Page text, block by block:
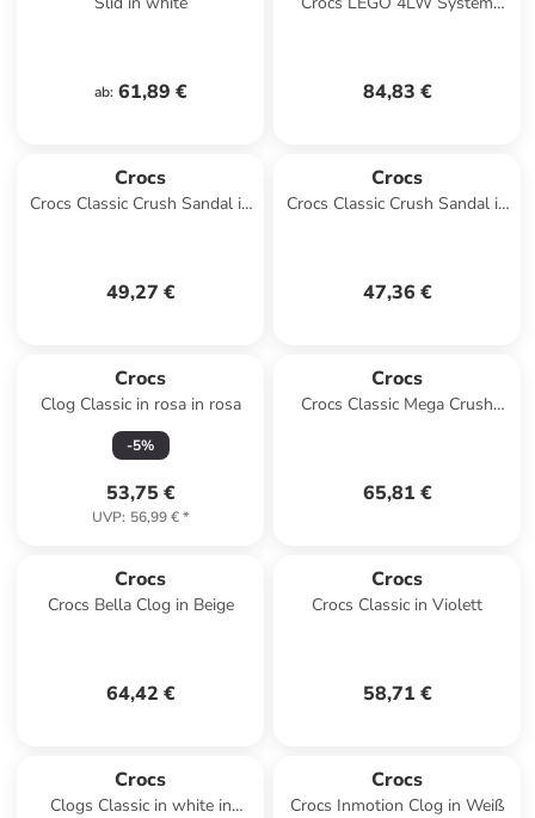
ab: 61,89 € 84,83 €
Crocs
Crocs Classic Crush Sandal in
49,27 €
Crocs
Crocs Classic Crush Sandal in
47,36 €
Crocs
Clog Classic in rosa in rosa
-5%
53,75 €
UVP: 56,99 €*
Crocs
Crocs Classic Mega Crush
65,81 €
Crocs
Crocs Bella Clog in Beige
64,42 €
Crocs
Crocs Classic in Violett
58,71 €
Crocs
Clogs Classic in white in
Crocs
Crocs Inmotion Clog in Weiß